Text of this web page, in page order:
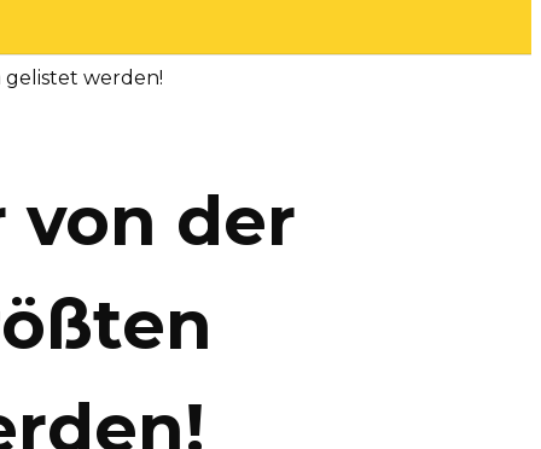
gelistet werden!
von der